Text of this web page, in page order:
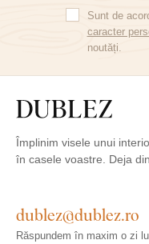
Sunt de
caracter
noutăți.
Împlinim visele unui
în casele voastre. Deja
dublez@dublez.ro
Răspundem în maxim o zi